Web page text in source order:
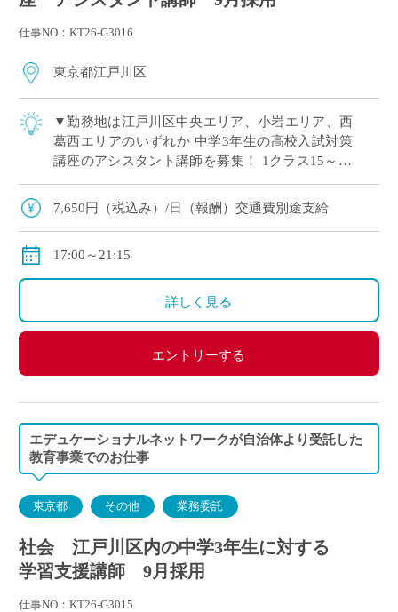
仕事NO：KT26-G3016
東京都江戸川区
▼勤務地は江戸川区中央エリア、小岩エリア、西
葛西エリアのいずれか 中学3年生の高校入試対策
講座のアシスタント講師を募集！ 1クラス15～20
会場管理者と連携して高校受験に向け […]
7,650円（税込み）/日（報酬）交通費別途支給
17:00～21:15
詳しく見る
エントリーする
エデュケーショナルネットワークが自治体より受託した
教育事業でのお仕事
東京都 その他 業務委託
社会 江戸川区内の中学3年生に対する
学習支援講師 9月採用
仕事NO：KT26-G3015